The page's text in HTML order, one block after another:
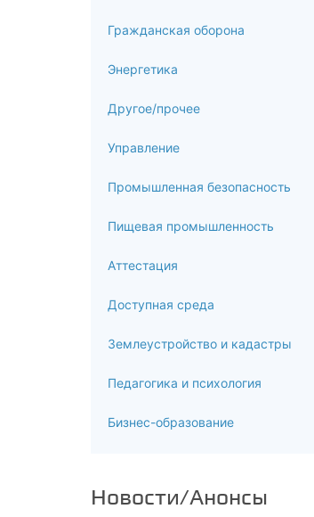
Гражданская оборона
Энергетика
Другое/прочее
Управление
Промышленная безопасность
Пищевая промышленность
Аттестация
Доступная среда
Землеустройство и кадастры
Педагогика и психология
Бизнес-образование
Новости/Анонсы